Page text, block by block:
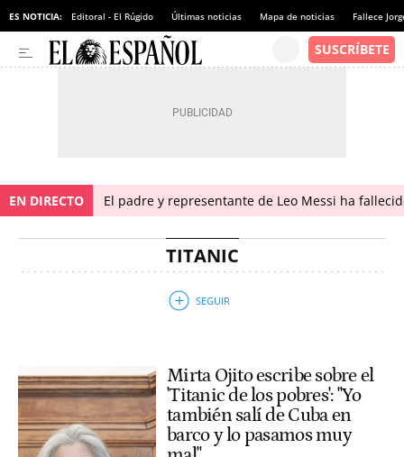
ES NOTICIA: Editoral - El Rúgido Últimas noticias Mapa de noticias Fallece
EN DIRECTO El padre y representante de Leo Messi ha
TITANIC
Mirta Ojito escribe sobre el
'Titanic de los pobres': "Yo
también salí de Cuba en
barco y lo pasamos muy